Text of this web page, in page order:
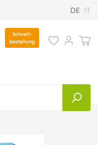
DE IT
Schnell-
bestellung